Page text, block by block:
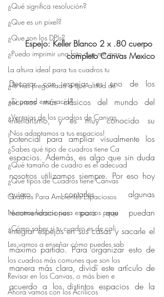
¿Qué significa resolución?
¿Que es un pixel?
¿Que son los DPIs?
¿Puedo imprimir una foto que me man
La altura ideal para tus cuadros tu
¿Te has preguntado a qué altitud de
¿Tú pared esta vacía?
¿Ventajas de los cuadros de Canvas
¡Nos adaptamos a tus espacios!
¿Sabes qué tipo de cuadros tiene Ca
¿Qué tamaño de cuadro es el adecuad
¿Qué tipos de Cuadros tiene Canvas
Cuadros Para Ambientes Espaciosos
Nuestros lienzos para espacios pequ
¿Cómo saber si tu cuadro es de cali
Les vamos a enseñar cómo puedes sab
los cuadros más comunes que son los
Revisar en los Canvas, o más bien e
Ahora vamos con los Acrílicos
Espejo: Keller Blanco 2 x .80 cuerpo
completo Canvas Mexico
Decorar con espejos es uno de los
recursos más clásicos del mundo del
interiorismo, y es muy conocido su
potencial para ampliar visualmente los
espacios. Además, es algo que sin duda
nosotros utilizamos siempre. Por eso hoy
quiero contarles algunas
recomendaciones para que puedan
integrar espejos en sus casas y sacarle el
máximo partido. Para organizar esto de
manera más clara, dividí este artículo de
acuerdo a los distintos espacios de la